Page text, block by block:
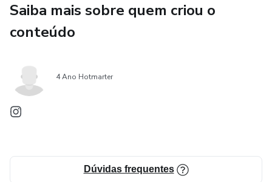
Saiba mais sobre quem criou o
conteúdo
4 Ano Hotmarter
Dúvidas frequentes